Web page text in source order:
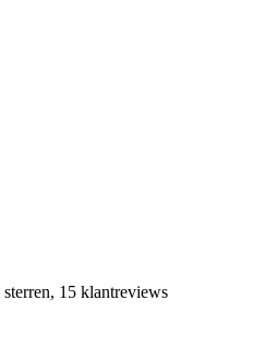
15 klantreviews